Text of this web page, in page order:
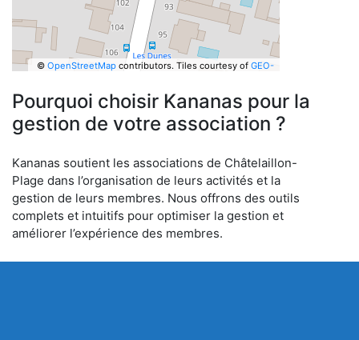
© OpenStreetMapcontributors. Tiles courtesy of GEO-
Pourquoi choisir Kananas pour la
gestion de votre association ?
Kananas soutient les associations de Châtelaillon-
Plage dans l’organisation de leurs activités et la
gestion de leurs membres. Nous offrons des outils
complets et intuitifs pour optimiser la gestion et
améliorer l’expérience des membres.